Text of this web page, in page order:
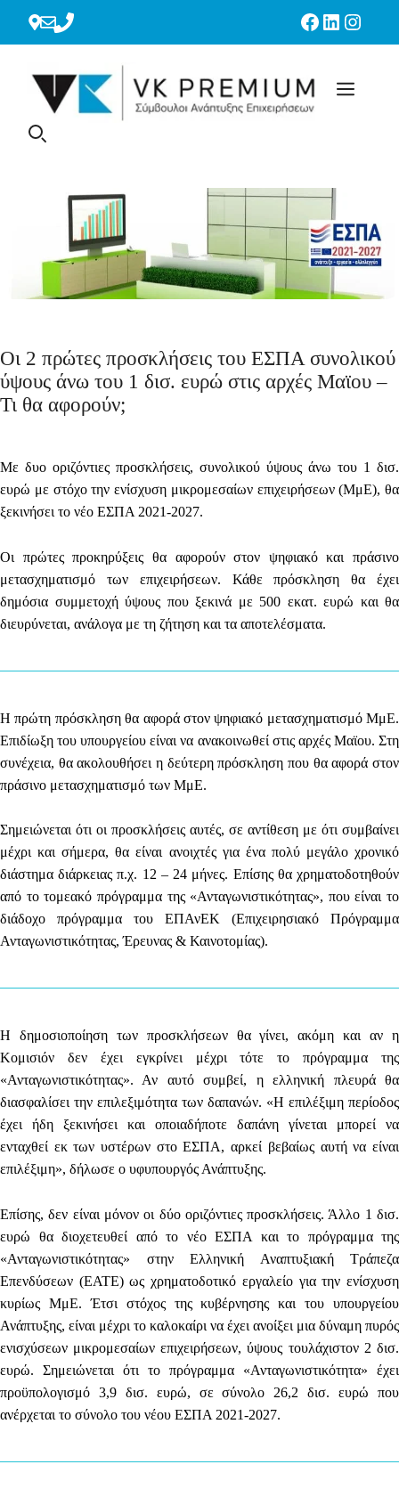
περιεχόμενο
Facebook
LinkedIn
Οι 2 πρώτες προσκλήσεις του ΕΣΠΑ συνολικού
ύψους άνω του 1 δισ. ευρώ στις αρχές Μαϊου –
Τι θα αφορούν;
Με δυο οριζόντιες προσκλήσεις, συνολικού ύψους άνω του 1 δισ.
ευρώ με στόχο την ενίσχυση μικρομεσαίων επιχειρήσεων (ΜμΕ), θα
ξεκινήσει το νέο ΕΣΠΑ 2021-2027.
Οι πρώτες προκηρύξεις θα αφορούν στον ψηφιακό και πράσινο
μετασχηματισμό των επιχειρήσεων. Κάθε πρόσκληση θα έχει
δημόσια συμμετοχή ύψους που ξεκινά με 500 εκατ. ευρώ και θα
διευρύνεται, ανάλογα με τη ζήτηση και τα αποτελέσματα.
Η πρώτη πρόσκληση θα αφορά στον ψηφιακό μετασχηματισμό ΜμΕ.
Επιδίωξη του υπουργείου είναι να ανακοινωθεί στις αρχές Μαϊου. Στη
συνέχεια, θα ακολουθήσει η δεύτερη πρόσκληση που θα αφορά στον
πράσινο μετασχηματισμό των ΜμΕ.
Σημειώνεται ότι οι προσκλήσεις αυτές, σε αντίθεση με ότι συμβαίνει
μέχρι και σήμερα, θα είναι ανοιχτές για ένα πολύ μεγάλο χρονικό
διάστημα διάρκειας π.χ. 12 – 24 μήνες. Επίσης θα χρηματοδοτηθούν
από το τομεακό πρόγραμμα της «Ανταγωνιστικότητας», που είναι το
διάδοχο πρόγραμμα του ΕΠΑνΕΚ (Επιχειρησιακό Πρόγραμμα
Ανταγωνιστικότητας, Έρευνας & Καινοτομίας).
Η δημοσιοποίηση των προσκλήσεων θα γίνει, ακόμη και αν η
Κομισιόν δεν έχει εγκρίνει μέχρι τότε το πρόγραμμα της
«Ανταγωνιστικότητας». Αν αυτό συμβεί, η ελληνική πλευρά θα
διασφαλίσει την επιλεξιμότητα των δαπανών. «Η επιλέξιμη περίοδος
έχει ήδη ξεκινήσει και οποιαδήποτε δαπάνη γίνεται μπορεί να
ενταχθεί εκ των υστέρων στο ΕΣΠΑ, αρκεί βεβαίως αυτή να είναι
επιλέξιμη», δήλωσε ο υφυπουργός Ανάπτυξης.
Επίσης, δεν είναι μόνον οι δύο οριζόντιες προσκλήσεις. Άλλο 1 δισ.
ευρώ θα διοχετευθεί από το νέο ΕΣΠΑ και το πρόγραμμα της
«Ανταγωνιστικότητας» στην Ελληνική Αναπτυξιακή Τράπεζα
Επενδύσεων (EATE) ως χρηματοδοτικό εργαλείο για την ενίσχυση
κυρίως ΜμΕ. Έτσι στόχος της κυβέρνησης και του υπουργείου
Ανάπτυξης, είναι μέχρι το καλοκαίρι να έχει ανοίξει μια δύναμη πυρός
ενισχύσεων μικρομεσαίων επιχειρήσεων, ύψους τουλάχιστον 2 δισ.
ευρώ. Σημειώνεται ότι το πρόγραμμα «Ανταγωνιστικότητα» έχει
προϋπολογισμό 3,9 δισ. ευρώ, σε σύνολο 26,2 δισ. ευρώ που
ανέρχεται το σύνολο του νέου ΕΣΠΑ 2021-2027.